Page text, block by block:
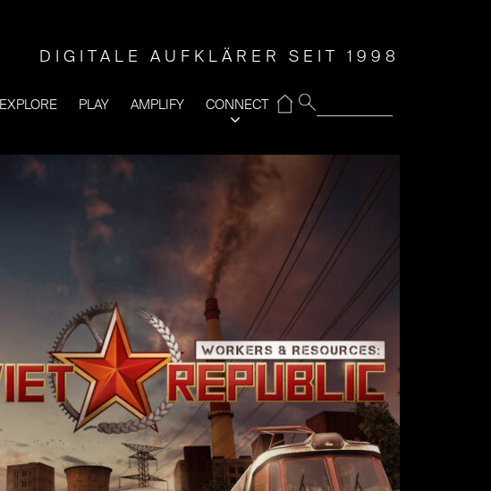
DIGITALE AUFKLÄRER SEIT 1998
EXPLORE PLAY AMPLIFY CONNECT
⌂